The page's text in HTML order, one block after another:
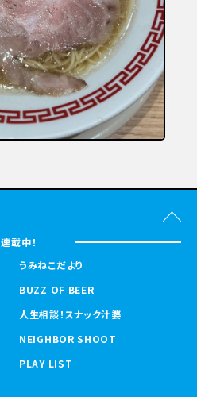
連載中！
うみねこだより
BUZZ OF BEER
人生相談！スナック汁婆
NEIGHBOR SHOOT
PLAY LIST